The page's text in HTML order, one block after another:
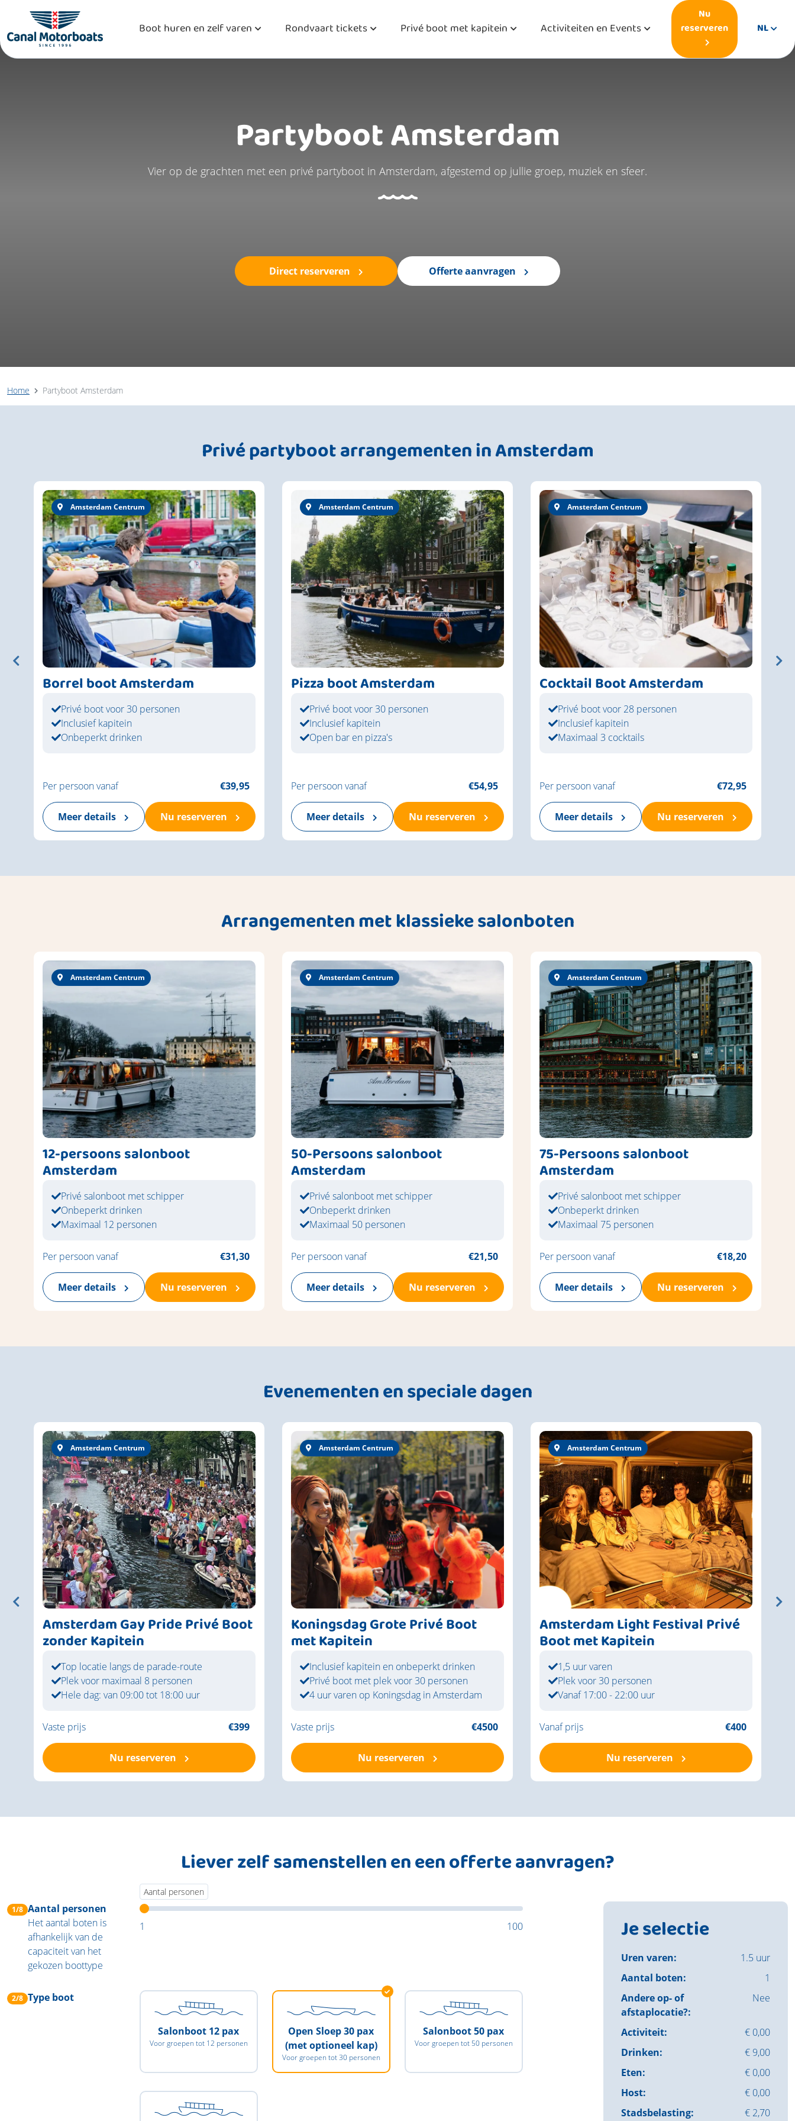
Boot huren en zelf varen Rondvaart tickets Privé boot met kapitein Activiteiten en Events
Nu
reserveren
NL
Partyboot Amsterdam
Vier op de grachten met een privé partyboot in Amsterdam, afgestemd op jullie groep, muziek en sfeer.
Direct reserveren Offerte aanvragen
Home Partyboot Amsterdam
Privé partyboot arrangementen in Amsterdam
Amsterdam Centrum
Borrel boot Amsterdam
Privé boot voor 30 personen
Inclusief kapitein
Onbeperkt drinken
Per persoon vanaf €39,95
Nu reserveren
Meer details
Amsterdam Centrum
Pizza boot Amsterdam
Privé boot voor 30 personen
Inclusief kapitein
Open bar en pizza's
Per persoon vanaf €54,95
Nu reserveren
Meer details
Amsterdam Centrum
Cocktail Boot Amsterdam
Privé boot voor 28 personen
Inclusief kapitein
Maximaal 3 cocktails
Per persoon vanaf €72,95
Nu reserveren
Meer details
Arrangementen met klassieke salonboten
Amsterdam Centrum
12-persoons salonboot
Amsterdam
Privé salonboot met schipper
Onbeperkt drinken
Maximaal 12 personen
Per persoon vanaf €31,30
Nu reserveren
Meer details
Amsterdam Centrum
50-Persoons salonboot
Amsterdam
Privé salonboot met schipper
Onbeperkt drinken
Maximaal 50 personen
Per persoon vanaf €21,50
Nu reserveren
Meer details
Amsterdam Centrum
75-Persoons salonboot
Amsterdam
Privé salonboot met schipper
Onbeperkt drinken
Maximaal 75 personen
Per persoon vanaf €18,20
Nu reserveren
Meer details
Evenementen en speciale dagen
Amsterdam Centrum
Amsterdam Gay Pride Privé Boot
zonder Kapitein
Top locatie langs de parade-route
Plek voor maximaal 8 personen
Hele dag: van 09:00 tot 18:00 uur
Vaste prijs €399
Nu reserveren
Amsterdam Centrum
Koningsdag Grote Privé Boot
met Kapitein
Inclusief kapitein en onbeperkt drinken
Privé boot met plek voor 30 personen
4 uur varen op Koningsdag in Amsterdam
Vaste prijs €4500
Nu reserveren
Amsterdam Centrum
Amsterdam Light Festival Privé
Boot met Kapitein
1,5 uur varen
Plek voor 30 personen
Vanaf 17:00 - 22:00 uur
Vanaf prijs €400
Nu reserveren
Liever zelf samenstellen en een offerte aanvragen?
1/8 Aantal personen
Het aantal boten is
afhankelijk van de
capaciteit van het
gekozen boottype
Aantal personen
1 100
2/8 Type boot
Salonboot 12 pax
Voor groepen tot 12 personen
Open Sloep 30 pax
(met optioneel kap)
Voor groepen tot 30 personen
Salonboot 50 pax
Voor groepen tot 50 personen
Je selectie
Uren varen:
1.5 uur
Aantal boten:
1
Andere op- of
afstaplocatie?:
Nee
Activiteit:
€ 0,00
Drinken:
€ 9,00
Eten:
€ 0,00
Host:
€ 0,00
Stadsbelasting:
€ 2,70